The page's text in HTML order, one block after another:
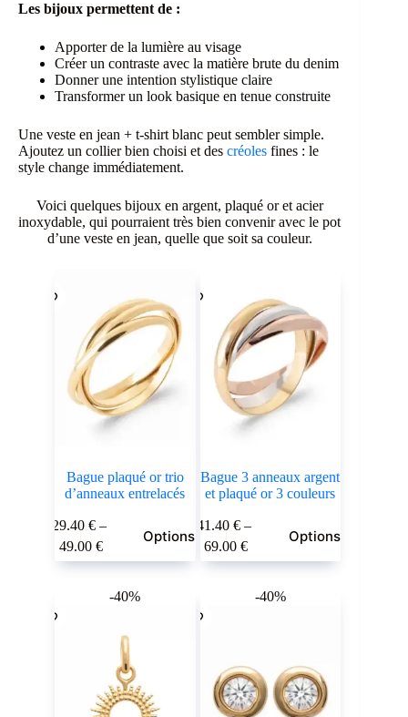
Les bijoux permettent de :
Apporter de la lumière au visage
Créer un contraste avec la matière brute du denim
Donner une intention stylistique claire
Transformer un look basique en tenue construite
Une veste en jean + t-shirt blanc peut sembler simple.
Ajoutez un collier bien choisi et des créoles fines : le
style change immédiatement.
Voici quelques bijoux en argent, plaqué or et acier
inoxydable, qui pourraient très bien convenir avec le pot
d’une veste en jean, quelle que soit sa couleur.
Bague plaqué or trio
d’anneaux entrelacés
29.40 €–
49.00 €
Plage
de
29.40 €
Options
Ce
produit
options
Bague 3 anneaux argent
et plaqué or 3 couleurs
41.40€ –
69.00€
Plage
de
41.40 €
Options
Ce
produit
options
choisies
-40% -40%